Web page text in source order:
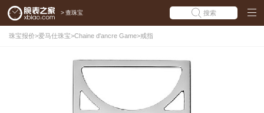
> 查珠宝 搜索
珠宝报价>爱马仕珠宝>Chaine d'ancre Game>戒指